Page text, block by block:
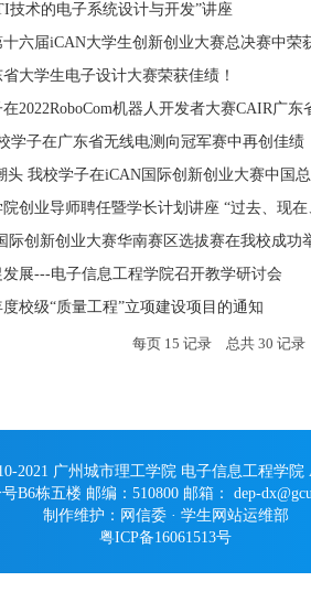
技术的电子系统设计与开发”讲座
十六届iCAN大学生创新创业大赛总决赛中荣
大学生电子设计大赛荣获佳绩！
2022RoboCom机器人开发者大赛CAIR广东
学子在广东省无线电测向冠军赛中再创佳绩
头 我校学子在iCAN国际创新创业大赛中国
创业导师聘任暨学长计划讲座 “过去、现在
际创新创业大赛华南赛区选拔赛在我校成功
展---电子信息工程学院召开教学研讨会
度校级“质量工程”立项建设项目的通知
每页 15 记录 总共 30 记录
2021 广州城市理工学院 电子信息工程学院
B6栋五楼 邮编：510800 邮箱： dep-
制作维护：网信委 · 学生网站运维部
粤ICP备16061513号